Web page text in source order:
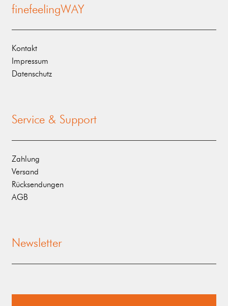
finefeelingWAY
Kontakt
Impressum
Datenschutz
Service & Support
Zahlung
Versand
Rücksendungen
AGB
Newsletter